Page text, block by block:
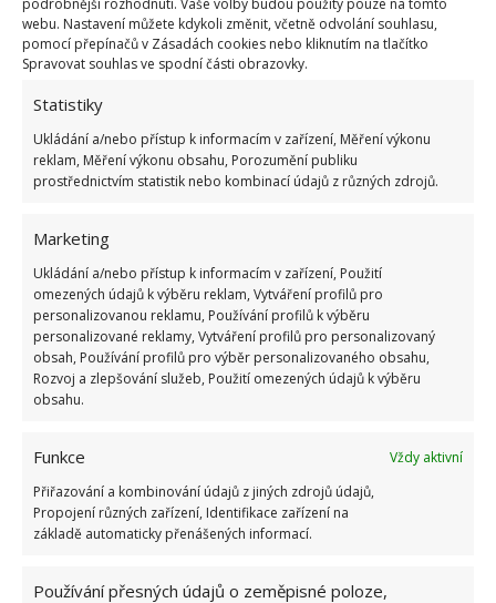
podrobnější rozhodnutí. Vaše volby budou použity pouze na tomto
webu. Nastavení můžete kdykoli změnit, včetně odvolání souhlasu,
pomocí přepínačů v Zásadách cookies nebo kliknutím na tlačítko
Spravovat souhlas ve spodní části obrazovky.
Statistiky
Ukládání a/nebo přístup k informacím v zařízení, Měření výkonu
reklam, Měření výkonu obsahu, Porozumění publiku
prostřednictvím statistik nebo kombinací údajů z různých zdrojů.
Marketing
Ukládání a/nebo přístup k informacím v zařízení, Použití
omezených údajů k výběru reklam, Vytváření profilů pro
personalizovanou reklamu, Používání profilů k výběru
personalizované reklamy, Vytváření profilů pro personalizovaný
obsah, Používání profilů pro výběr personalizovaného obsahu,
Rozvoj a zlepšování služeb, Použití omezených údajů k výběru
obsahu.
Funkce
Vždy aktivní
Přiřazování a kombinování údajů z jiných zdrojů údajů,
Propojení různých zařízení, Identifikace zařízení na
základě automaticky přenášených informací.
Používání přesných údajů o zeměpisné poloze,
Nero Ebano. V jejich případě je vhodné umístit je do
interiéru nebo zastíněných prostor, protože se na
přímém slunečním svitu rychle zahřívají.
oblázky Rosso Verona
které budou potěšeny i malým množstvím vápníku,
který tento materiál při zálivce uvolňuje.
Prodej oblázkův pytlích uložených na paletách je
nejpohodlnějším způsobem, jak si pořídit materiál
pro nové projekty. E-shop Stonex.cz vám nabízí
rozsáhlou paletu barev valounků, které si můžete
koupit už od 100 kg. Pokud se potřebujete poradit,
rádi zodpoví vaše dotazy. Přínosem je takédoprava
zdarma po celé České republice.